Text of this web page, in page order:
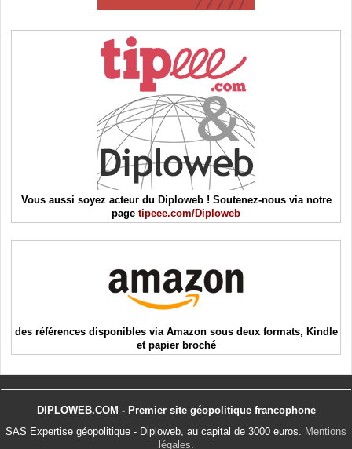
Vous aussi soyez acteur du Diploweb ! Soutenez-nous via notre
page tipeee.com/Diploweb
des références disponibles via Amazon sous deux formats, Kindle
et papier broché
DIPLOWEB.COM - Premier site géopolitique francophone
SAS Expertise géopolitique - Diploweb, au capital de 3000 euros. Mentions
légales.